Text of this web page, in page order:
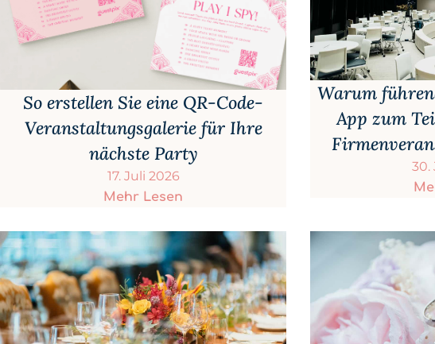
So erstellen Sie eine QR-Code-
Veranstaltungsgalerie für Ihre
nächste Party
17. Juli 2026
Mehr Lesen
Warum
App zum
30.